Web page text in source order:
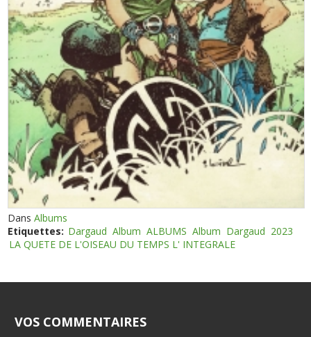
DansAlbums
Etiquettes: Dargaud Album ALBUMS Album Dargaud 2023
LA QUETE DE L'OISEAU DU TEMPS L' INTEGRALE
VOS COMMENTAIRES